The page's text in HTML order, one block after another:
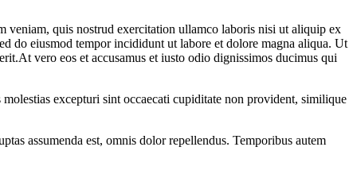
veniam, quis nostrud exercitation ullamco laboris nisi ut aliquip ex
do eiusmod tempor incididunt ut labore et dolore magna aliqua. Ut
vero eos et accusamus et iusto odio dignissimos ducimus qui
excepturi sint occaecati cupiditate non provident, similique
assumenda est, omnis dolor repellendus. Temporibus autem